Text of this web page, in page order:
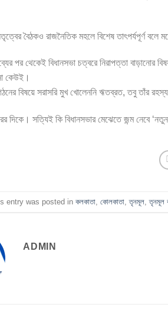
বৈঠকও রাজনৈতিক মহলে বিশেষ তাৎপর্যপূর্ণ
পর থেকেই বিধানসভা চত্বরে নিরাপত্তা বাড়ানোর
কেউই।
বিষয়ে সরাসরি মুখ খোলেননি ঋতব্রত, তবু তাঁর
দিকে। সত্যিই কি বিধানসভার মেঝেতে জন্ম নেবে
entry was posted in কলকাতা, কোলকাতা,তৃনমূল,তৃনমূল
ADMIN